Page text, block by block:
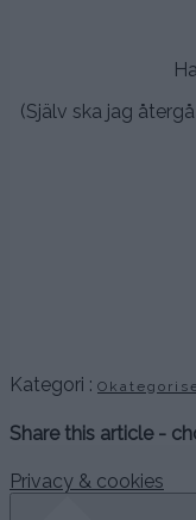
(Själv ska jag
Kategori :
Share this article -
Privacy & cookies